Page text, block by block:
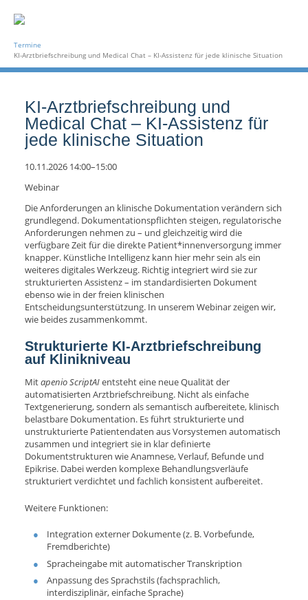
Termine
KI-Arztbriefschreibung und Medical Chat – KI-Assistenz für jede klinische Situation
KI-Arztbriefschreibung und
Medical Chat – KI-Assistenz für
jede klinische Situation
10.11.2026 14:00–15:00
Webinar
Die Anforderungen an klinische Dokumentation verändern sich
grundlegend. Dokumentationspflichten steigen, regulatorische
Anforderungen nehmen zu – und gleichzeitig wird die
verfügbare Zeit für die direkte Patient*innenversorgung immer
knapper. Künstliche Intelligenz kann hier mehr sein als ein
weiteres digitales Werkzeug. Richtig integriert wird sie zur
strukturierten Assistenz – im standardisierten Dokument
ebenso wie in der freien klinischen
Entscheidungsunterstützung. In unserem Webinar zeigen wir,
wie beides zusammenkommt.
Strukturierte KI-Arztbriefschreibung
auf Klinikniveau
Mitapenio ScriptAIentsteht eine neue Qualität der
automatisierten Arztbriefschreibung. Nicht als einfache
Textgenerierung, sondern als semantisch aufbereitete, klinisch
belastbare Dokumentation. Es führt strukturierte und
unstrukturierte Patientendaten aus Vorsystemen automatisch
zusammen und integriert sie in klar definierte
Dokumentstrukturen wie Anamnese, Verlauf, Befunde und
Epikrise. Dabei werden komplexe Behandlungsverläufe
strukturiert verdichtet und fachlich konsistent aufbereitet.
Weitere Funktionen:
Integration externer Dokumente (z. B. Vorbefunde,
Fremdberichte)
Spracheingabe mit automatischer Transkription
Anpassung des Sprachstils (fachsprachlich,
interdisziplinär, einfache Sprache)